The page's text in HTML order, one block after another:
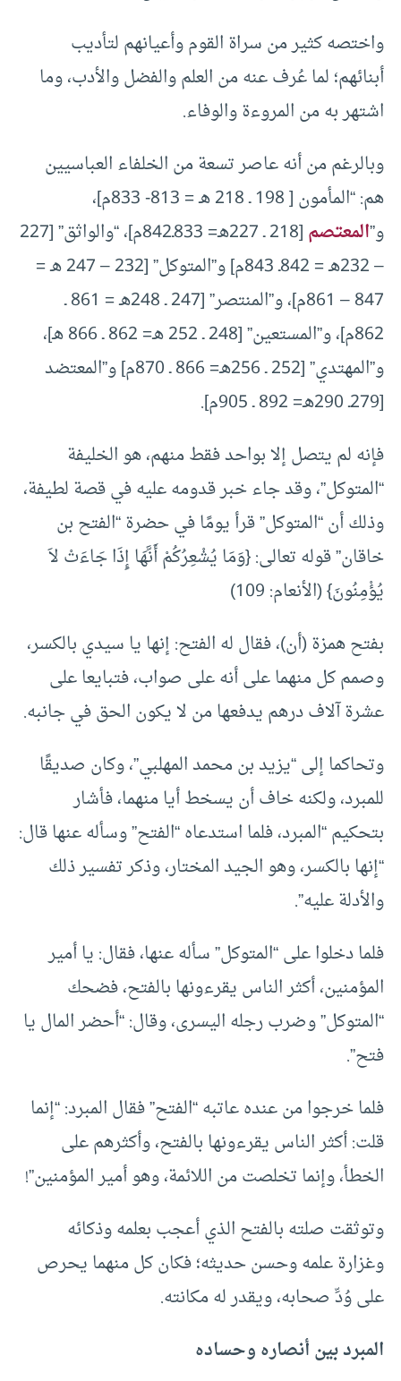
واختصه كثير من سراة القوم وأعيانهم لتأديب
أبنائهم؛ لما عُرف عنه من العلم والفضل والأدب، وما
اشتهر به من المروءة والوفاء.
وبالرغم من أنه عاصر تسعة من الخلفاء العباسيين
هم: “المأمون [ 198 ـ 218 هـ = 813- 833م]،
و”المعتصم
[218 ـ 227هـ= 833ـ842م]، “والواثق” [227
– 232هـ = 842ـ 843م] و”المتوكل” [232 – 247 هـ =
847 – 861م]، و”المنتصر” [247 ـ 248هـ = 861 ـ
862م]، و”المستعين” [248 ـ 252 هـ= 862 ـ 866 هـ]،
و”المهتدي” [252 ـ 256هـ= 866 ـ 870م] و”المعتضد
[279ـ 290هـ= 892 ـ 905م].
فإنه لم يتصل إلا بواحد فقط منهم، هو الخليفة
“المتوكل”، وقد جاء خبر قدومه عليه في قصة لطيفة،
وذلك أن “المتوكل” قرأ يومًا في حضرة “الفتح بن
خاقان” قوله تعالى: {وَمَا يُشْعِرُكُمْ أَنَّهَا إِذَا جَاءَتْ لاَ
يُؤْمِنُونَ} (الأنعام: 109)
بفتح همزة (أن)، فقال له الفتح: إنها يا سيدي بالكسر،
وصمم كل منهما على أنه على صواب، فتبايعا على
عشرة آلاف درهم يدفعها من لا يكون الحق في جانبه.
وتحاكما إلى “يزيد بن محمد المهلبي”، وكان صديقًا
للمبرد، ولكنه خاف أن يسخط أيا منهما، فأشار
بتحكيم “المبرد، فلما استدعاه “الفتح” وسأله عنها قال:
“إنها بالكسر، وهو الجيد المختار، وذكر تفسير ذلك
والأدلة عليه”.
فلما دخلوا على “المتوكل” سأله عنها، فقال: يا أمير
المؤمنين، أكثر الناس يقرءونها بالفتح، فضحك
“المتوكل” وضرب رجله اليسرى، وقال: “أحضر المال يا
فتح”.
فلما خرجوا من عنده عاتبه “الفتح” فقال المبرد: “إنما
قلت: أكثر الناس يقرءونها بالفتح، وأكثرهم على
الخطأ، وإنما تخلصت من اللائمة، وهو أمير المؤمنين”!
وتوثقت صلته بالفتح الذي أعجب بعلمه وذكائه
وغزارة علمه وحسن حديثه؛ فكان كل منهما يحرص
على وُدِّ صحابه، ويقدر له مكانته.
المبرد بين أنصاره وحساده